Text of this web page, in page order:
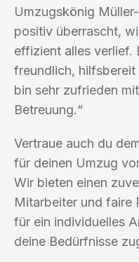
Umzugskönig
positiv überrascht,
effizient alles verlief.
freundlich,
bin sehr zufrieden
Betreuung.“
Vertraue auch du
für deinen Umzug
Wir bieten einen
Mitarbeiter und faire
für ein individuelles
deine Bedürfnisse